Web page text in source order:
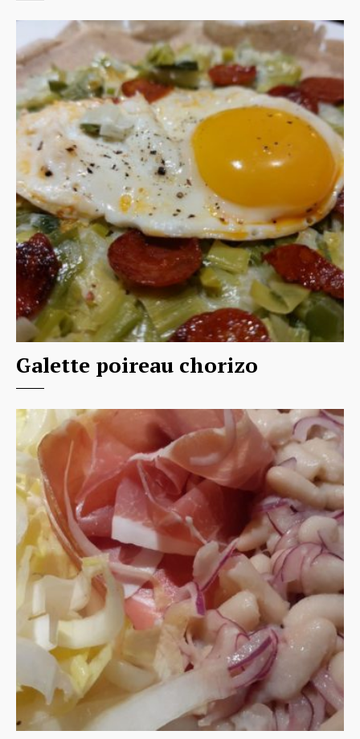
Galette poireau chorizo